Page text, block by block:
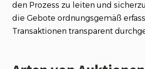
den Prozess zu leiten und
die Gebote ordnungsgemäß
Transaktionen transparent